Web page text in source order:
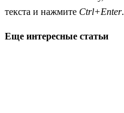
текста и нажмите Ctrl+Enter.
Еще интересные статьи